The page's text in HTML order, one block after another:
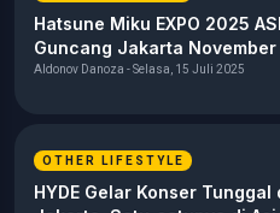
Hatsune Miku EXPO 2025
Guncang Jakarta
Aldonov Danoza - Selasa, 15 Juli 2025
OTHER LIFESTYLE
HYDE Gelar Konser Tunggal